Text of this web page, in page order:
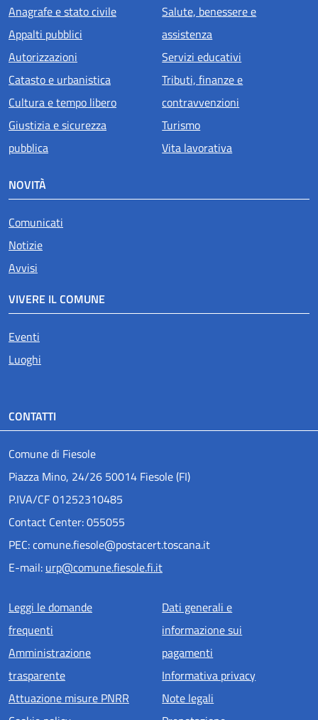
Anagrafe e stato civile
Appalti pubblici
Autorizzazioni
Catasto e urbanistica
Cultura e tempo libero
Giustizia e sicurezza
pubblica
Salute, benessere e
assistenza
Servizi educativi
Tributi, finanze e
contravvenzioni
Turismo
Vita lavorativa
NOVITÀ
Comunicati
Notizie
Avvisi
VIVERE IL COMUNE
Eventi
Luoghi
CONTATTI
Comune di Fiesole
Piazza Mino, 24/26 50014 Fiesole (FI)
P.IVA/CF 01252310485
Contact Center: 055055
PEC: comune.fiesole@postacert.toscana.it
E-mail: urp@comune.fiesole.fi.it
Menu piè di pagina
Leggi le domande
frequenti
Amministrazione
trasparente
Attuazione misure PNRR
Dati generali e
informazione sui
pagamenti
Informativa privacy
Note legali